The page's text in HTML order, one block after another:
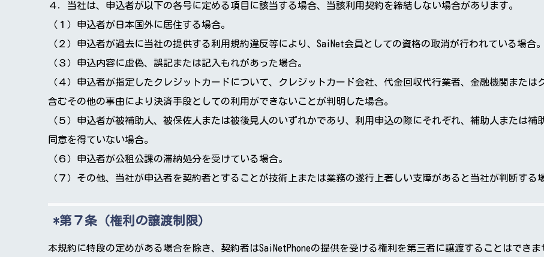
４．当社は、申込者が以下の各号に定める項目に該当する場合、当該利用契約を締結しない場合があります。
（１）申込者が日本国外に居住する場合。
（２）申込者が過去に当社の提供する利用規約違反等により、SaiNet会員としての資格の取消が行われている場合。
（３）申込内容に虚偽、誤記または記入もれがあった場合。
（４）申込者が指定したクレジットカードについて、クレジットカード会社、代金回収代行業者、金融機関また
含むその他の事由により決済手段としての利用ができないことが判明した場合。
（５）申込者が被補助人、被保佐人または被後見人のいずれかであり、利用申込の際にそれぞれ、補助人または
同意を得ていない場合。
（６）申込者が公租公課の滞納処分を受けている場合。
（７）その他、当社が申込者を契約者とすることが技術上または業務の遂行上著しい支障があると当社が判断する
第７条（権利の譲渡制限）
本規約に特段の定めがある場合を除き、契約者はSaiNetPhoneの提供を受ける権利を第三者に譲渡することはできま